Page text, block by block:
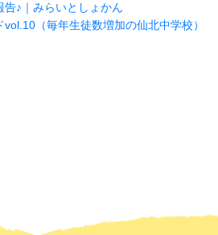
♪｜みらいとしょかん
（毎年生徒数増加の仙北中学校）